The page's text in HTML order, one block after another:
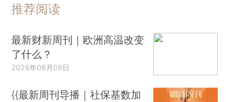
推荐阅读
最新财新周刊｜欧洲高温改变
了什么？
2026年08月09日
{{最新周刊导播｜社保基数加